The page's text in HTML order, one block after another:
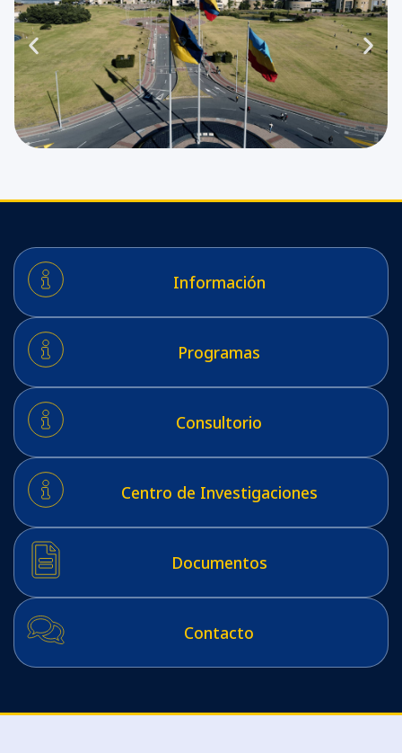
Información
Programas
Consultorio
Centro de Investigaciones
Documentos
Contacto